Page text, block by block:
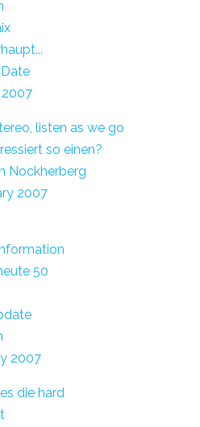
Date
listen as we go
so einen?
Nockherberg
2007
50
2007
die hard